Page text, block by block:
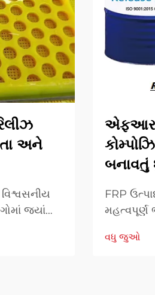
અને
વિશ્વસનીય
જ્યાં
પણ સામેલ
બનાવતું
FRP
મહત્વપૂર્ણ
મોલ્ડિંગ
વધુ જુઓ